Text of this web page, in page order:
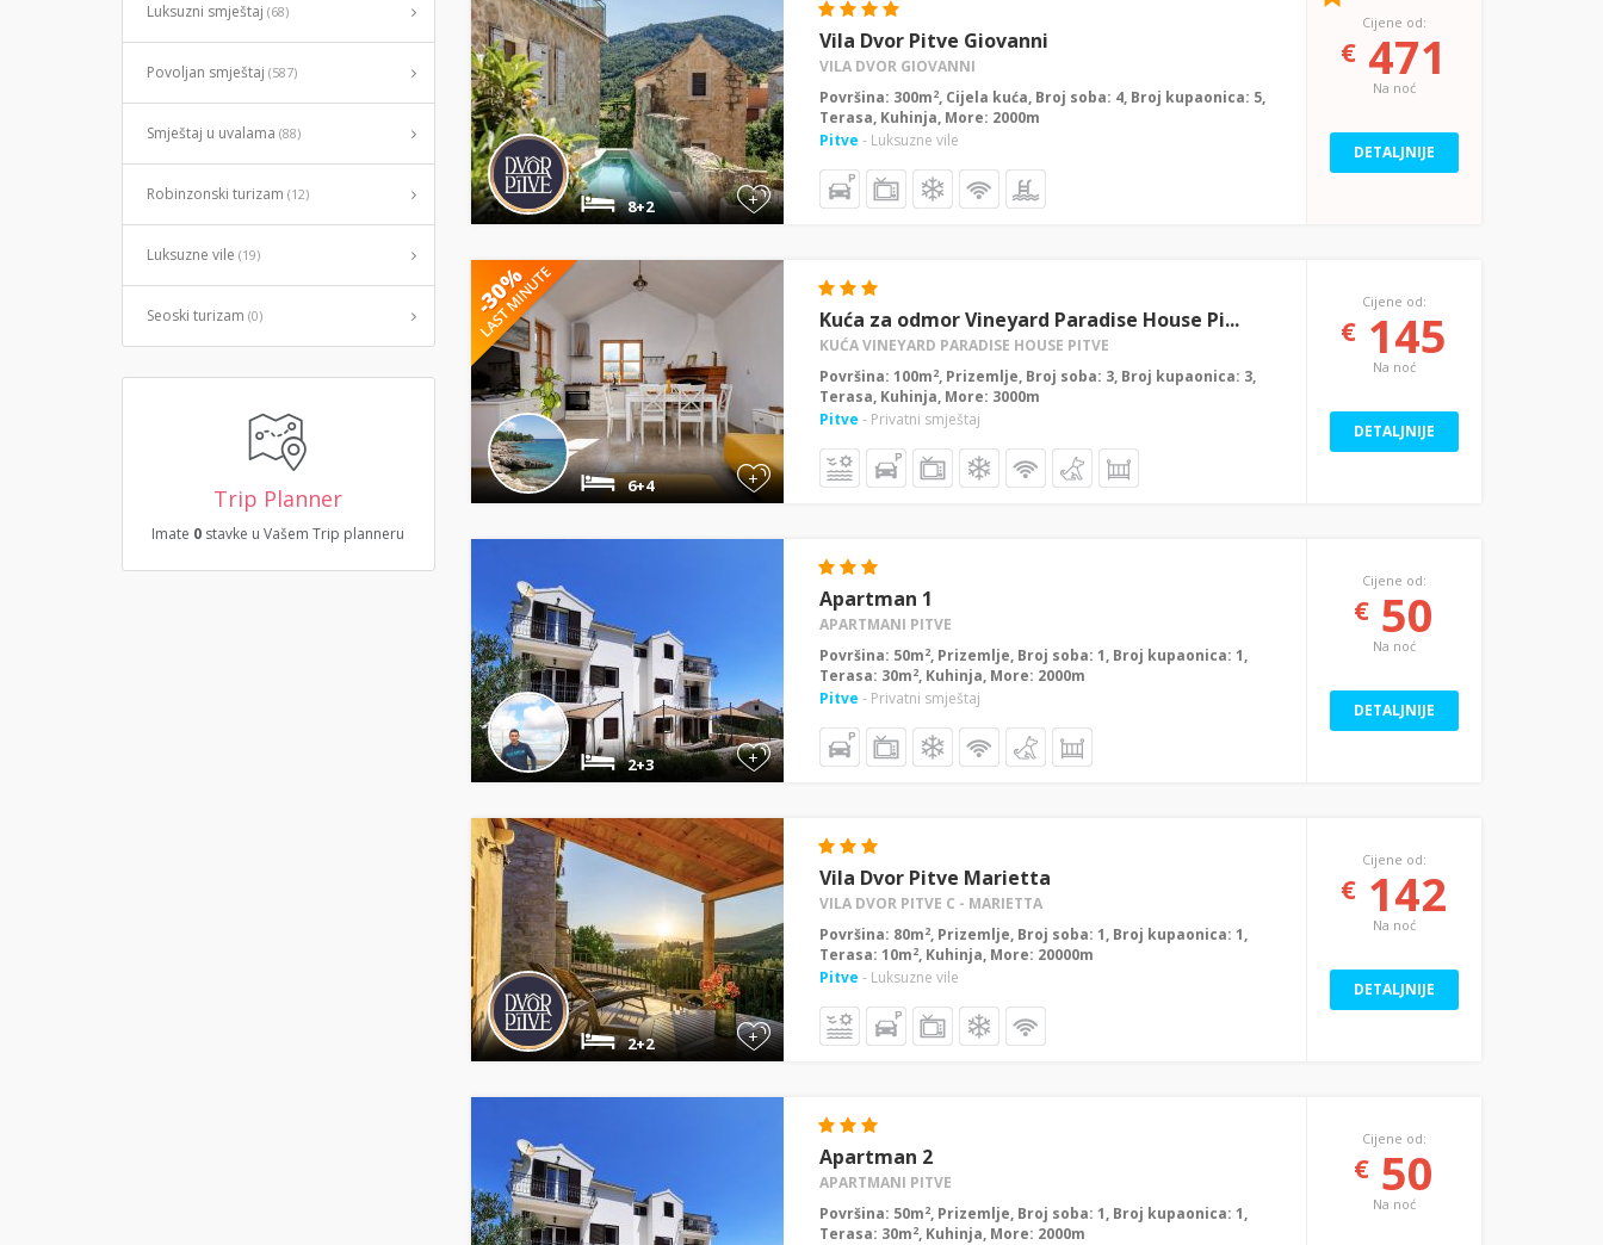
Luksuzni smještaj (68)
Povoljan smještaj (587)
Smještaj u uvalama (88)
Robinzonski turizam (12)
Luksuzne vile (19)
Seoski turizam (0)
Trip Planner
Imate 0 stavke u Vašem Trip planneru
+
8+2
Vila Dvor Pitve Giovanni
VILA DVOR GIOVANNI
Površina: 300m2, Cijela kuća, Broj soba: 4, Broj kupaonica: 5,
Terasa, Kuhinja, More: 2000m
Pitve - Luksuzne vile
Cijene od:
€ 471
Na noć
DETALJNIJE
+
6+4
Kuća za odmor Vineyard Paradise House Pi...
KUĆA VINEYARD PARADISE HOUSE PITVE
Površina: 100m2, Prizemlje, Broj soba: 3, Broj kupaonica: 3,
Terasa, Kuhinja, More: 3000m
Pitve - Privatni smještaj
Cijene od:
€ 145
Na noć
DETALJNIJE
+
2+3
Apartman 1
APARTMANI PITVE
Površina: 50m2, Prizemlje, Broj soba: 1, Broj kupaonica: 1,
Terasa: 30m2, Kuhinja, More: 2000m
Pitve - Privatni smještaj
Cijene od:
€ 50
Na noć
DETALJNIJE
+
2+2
Vila Dvor Pitve Marietta
VILA DVOR PITVE C - MARIETTA
Površina: 80m2, Prizemlje, Broj soba: 1, Broj kupaonica: 1,
Terasa: 10m2, Kuhinja, More: 20000m
Pitve - Luksuzne vile
Cijene od:
€ 142
Na noć
DETALJNIJE
Apartman 2
APARTMANI PITVE
Površina: 50m2, Prizemlje, Broj soba: 1, Broj kupaonica: 1,
Terasa: 30m2, Kuhinja, More: 2000m
Cijene od:
€ 50
Na noć